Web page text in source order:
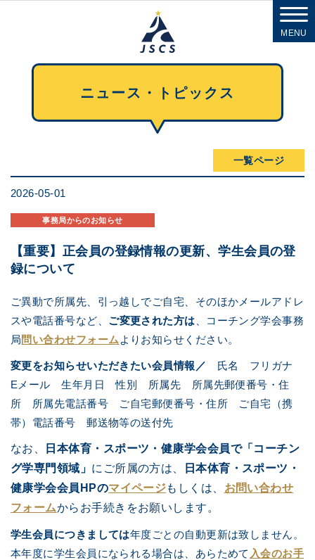
MENU
ニュース・トピックス
一覧ページ
2026-05-01
事務局からのお知らせ
【重要】正会員の登録情報の更新、学生会員の登
録について
ご異動で所属先、引っ越しでご自宅、そのほかメールアドレ
スや電話番号など、 ご変更された方は 、コーチング学会事務
局問い合わせフォーム よりお知らせください。
変更をお知らせいただきたい会員情報 ／ 氏名 フリガナ
Eメール 生年月日 性別 所属先 所属先郵便番号・住
所 所属先電話番号 ご自宅郵便番号・住所 ご自宅（携
帯）電話番号 郵送物等の送付先
なお、
日本体育・スポーツ・健康学会会員で「コーチン
グ学専門領域」 にご所属の方は、
日本体育・スポーツ・
健康学会会員HPのマイページもしくは、 お問い合わせ
フォームからお手続きをお願いします。
学生会員につきましては年度ごとの自動更新は致しません。
本年度に学生会員になられる場合は、あらためて 入会のお手